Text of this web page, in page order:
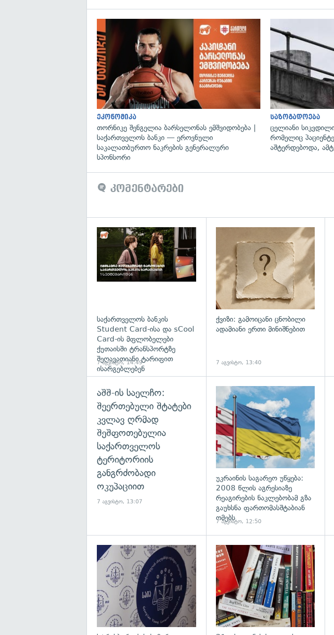
ეკონომიკა
თორნიკე შენგელია ბარსელონას ემშვიდობება |
საქართველოს ბანკი — ეროვნული
საკალათბურთო ნაკრების გენერალური
სპონსორი
საზოგადოება
ცელიანი
რომელიც
აშტერდებოდა,
კომენტარები
საქართველოს ბანკის
Student Card-ისა და sCool
Card-ის მფლობელები
ქუთაისში ტრანსპორტზე
შეღავათიანი ტარიფით
ისარგებლებენ
7 აგვისტო, 14:49
ქვიზი: გამოიცანი ცნობილი
ადამიანი ერთი მინიშნებით
7 აგვისტო, 13:40
აშშ-ის საელჩო:
შეერთებული შტატები
კვლავ ღრმად
შეშფოთებულია
საქართველოს
ტერიტორიის
განგრძობადი
ოკუპაციით
7 აგვისტო, 13:07
უკრაინის საგარეო უწყება:
2008 წლის აგრესიაზე
რეაგირების ნაკლებობამ გზა
გაუხსნა ფართომასშტაბიან
ომებს
7 აგვისტო, 12:50
გადახედვა